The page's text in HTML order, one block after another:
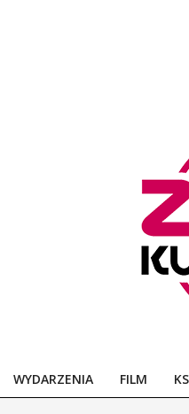
WYDARZENIA FILM